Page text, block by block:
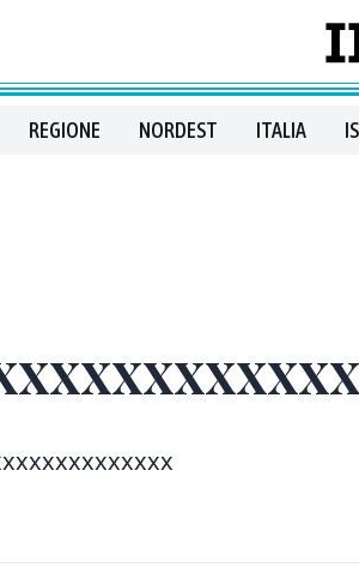
REGIONE NORDEST ITALIA